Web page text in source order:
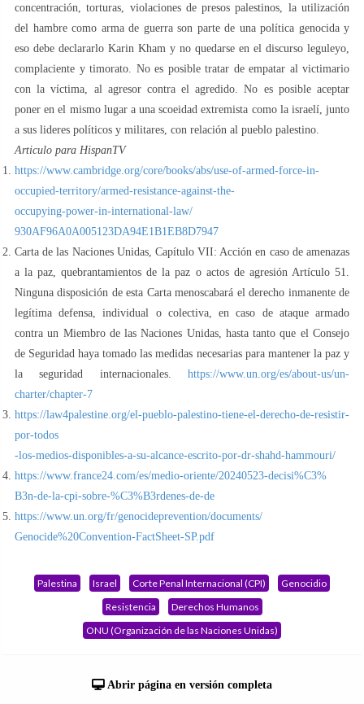
concentración, torturas, violaciones de presos palestinos, la utilización
del hambre como arma de guerra son parte de una política genocida y
eso debe declararlo Karin Kham y no quedarse en el discurso leguleyo,
complaciente y timorato. No es posible tratar de empatar al victimario
con la víctima, al agresor contra el agredido. No es posible aceptar
poner en el mismo lugar a una scoeidad extremista como la israelí, junto
a sus lideres políticos y militares, con relación al pueblo palestino.
Articulo para HispanTV
https://www.cambridge.org/core/books/abs/use-of-armed-force-in-
occupied-territory/armed-resistance-against-the-
occupying-power-in-international-law/
930AF96A0A005123DA94E1B1EB8D7947
Carta de las Naciones Unidas, Capítulo VII: Acción en caso de amenazas
a la paz, quebrantamientos de la paz o actos de agresión Artículo 51.
Ninguna disposición de esta Carta menoscabará el derecho inmanente de
legítima defensa, individual o colectiva, en caso de ataque armado
contra un Miembro de las Naciones Unidas, hasta tanto que el Consejo
de Seguridad haya tomado las medidas necesarias para mantener la paz y
la seguridad internacionales. https://www.un.org/es/about-us/un-
charter/chapter-7
https://law4palestine.org/el-pueblo-palestino-tiene-el-derecho-de-resistir-
por-todos
-los-medios-disponibles-a-su-alcance-escrito-por-dr-shahd-hammouri/
https://www.france24.com/es/medio-oriente/20240523-decisi%C3%
B3n-de-la-cpi-sobre-%C3%B3rdenes-de-de
https://www.un.org/fr/genocideprevention/documents/
Genocide%20Convention-FactSheet-SP.pdf
Palestina Israel Corte Penal Internacional (CPI)
Genocidio
Resistencia
Derechos Humanos
ONU (Organización de las Naciones Unidas)
Abrir página en versión completa